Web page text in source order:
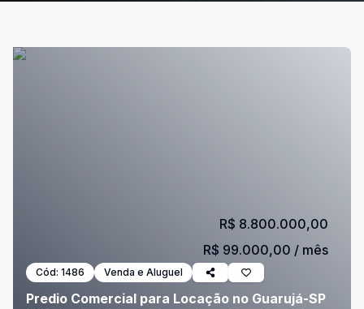
Cód: 1486 Venda e Aluguel
Predio Comercial para Locação no Guarujá-SP
R$ 8.800.000,00
R$ 99.000,00 / mês